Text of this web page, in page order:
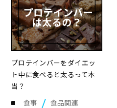
プロテインバーをダイエッ
ト中に食べると太るって本
当？
食事
食品関連